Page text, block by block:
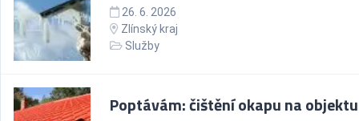
26. 6. 2026
Zlínský kraj
Služby
Poptávám: čištění okapu na objektu